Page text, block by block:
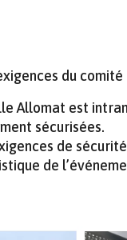
du
Allomat est
sécurisées.
de
de